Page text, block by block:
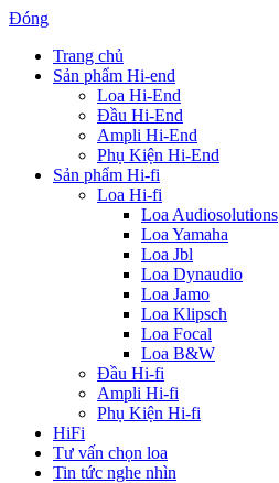
Đóng
Trang chủ
Sản phẩm Hi-end
Loa Hi-End
Đầu Hi-End
Ampli Hi-End
Phụ Kiện Hi-End
Sản phẩm Hi-fi
Loa Hi-fi
Loa Audiosolutions
Loa Yamaha
Loa Jbl
Loa Dynaudio
Loa Jamo
Loa Klipsch
Loa Focal
Loa B&W
Đầu Hi-fi
Ampli Hi-fi
Phụ Kiện Hi-fi
HiFi
Tư vấn chọn loa
Tin tức nghe nhìn